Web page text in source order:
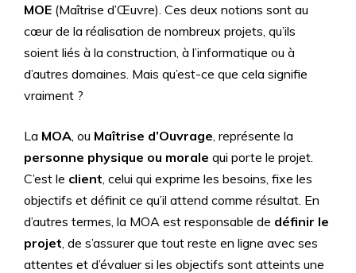
MOE (Maîtrise d’Œuvre). Ces deux notions sont au
cœur de la réalisation de nombreux projets, qu’ils
soient liés à la construction, à l’informatique ou à
d’autres domaines. Mais qu’est-ce que cela signifie
vraiment ?
La MOA, ou Maîtrise d’Ouvrage, représente la
personne physique ou morale qui porte le projet.
C’est le client, celui qui exprime les besoins, fixe les
objectifs et définit ce qu’il attend comme résultat. En
d’autres termes, la MOA est responsable de définir le
projet, de s’assurer que tout reste en ligne avec ses
attentes et d’évaluer si les objectifs sont atteints une